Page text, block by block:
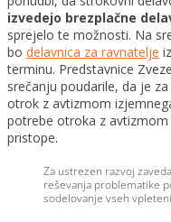
izvedejo brezplačne
sprejelo te možnosti. Na
bo delavnica za ravnatelje
terminu. Predstavnice
srečanju poudarile, da je
otrok z avtizmom
potrebe otroka z
pristope.
Za ustrezen razvoj
reševanja problematike
sodelovanje vseh